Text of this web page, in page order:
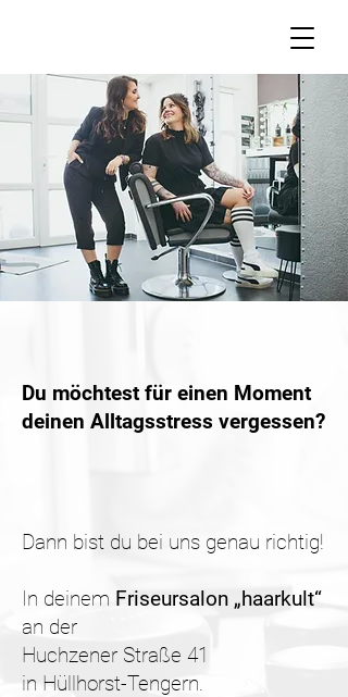
Du möchtest für einen Moment
deinen Alltagsstress vergessen?
Dann bist du bei uns genau richtig!
In deinem Friseursalon „haarkult“
an der
Huchzener Straße 41
in Hüllhorst-Tengern.